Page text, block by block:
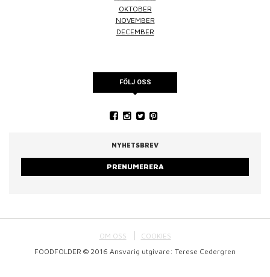
OKTOBER
NOVEMBER
DECEMBER
FÖLJ OSS
NYHETSBREV
PRENUMERERA
OM OSS
COOKIES
FOODFOLDER © 2016 Ansvarig utgivare: Terese Cedergren